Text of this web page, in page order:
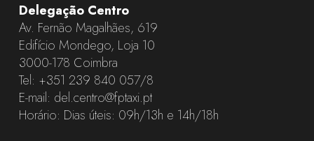
Delegação Centro
Av. Fernão Magalhães, 619
Edifício Mondego, Loja 10
3000-178 Coimbra
Tel: +351 239 840 057/8
E-mail: del.centro@fptaxi.pt
Horário: Dias úteis: 09h/13h e 14h/18h